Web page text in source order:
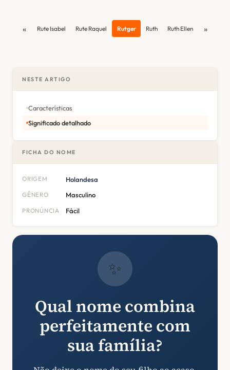
« Rute Isabel Rute Raquel Rutger Ruth Ruth Ellen »
NESTE ARTIGO
Características
Significado detalhado
FICHA DO NOME
ORIGEM Holandesa
GÊNERO Masculino
PRONÚNCIA Fácil
✨
Qual nome combina
perfeitamente com
sua família?